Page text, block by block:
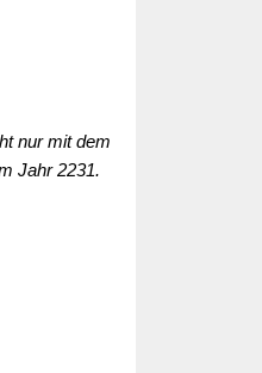
nur mit dem
Jahr 2231.